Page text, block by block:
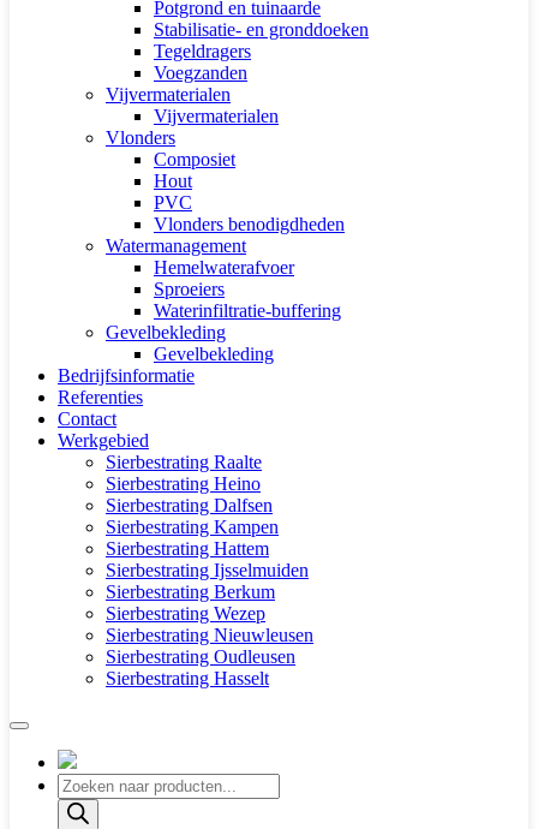
Potgrond en tuinaarde
Stabilisatie- en gronddoeken
Tegeldragers
Voegzanden
Vijvermaterialen
Vijvermaterialen
Vlonders
Composiet
Hout
PVC
Vlonders benodigdheden
Watermanagement
Hemelwaterafvoer
Sproeiers
Waterinfiltratie-buffering
Gevelbekleding
Gevelbekleding
Bedrijfsinformatie
Referenties
Contact
Werkgebied
Sierbestrating Raalte
Sierbestrating Heino
Sierbestrating Dalfsen
Sierbestrating Kampen
Sierbestrating Hattem
Sierbestrating Ijsselmuiden
Sierbestrating Berkum
Sierbestrating Wezep
Sierbestrating Nieuwleusen
Sierbestrating Oudleusen
Sierbestrating Hasselt
Producten
zoeken